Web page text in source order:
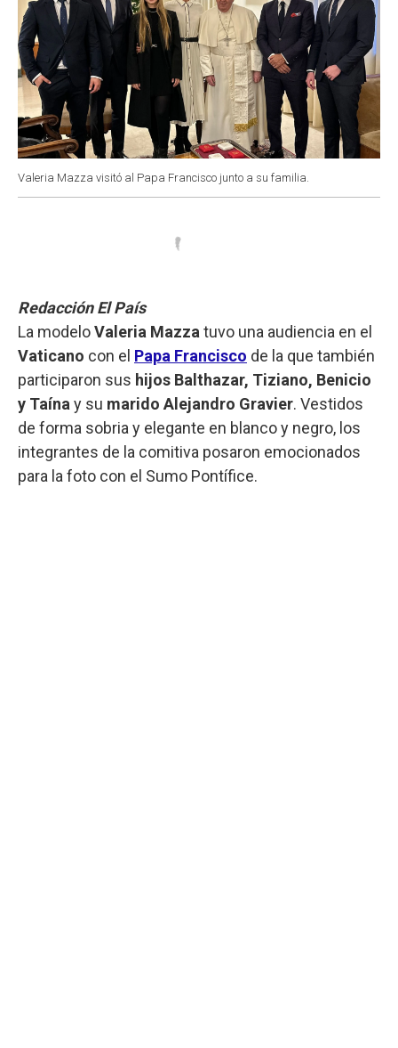
Valeria Mazza visitó al Papa Francisco junto a su familia.
Redacción El País
La modeloValeria Mazza tuvo una audiencia en el
Vaticano con el Papa Francisco de la que también
participaron sus hijos Balthazar, Tiziano, Benicio
y Taína y su marido Alejandro Gravier. Vestidos
de forma sobria y elegante en blanco y negro, los
integrantes de la comitiva posaron emocionados
para la foto con el Sumo Pontífice.